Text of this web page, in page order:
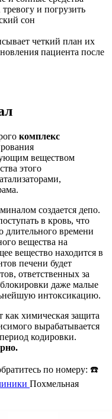
и погрузить
сон
четкий план их
пациента после
комплекс
веществом
этого
создается депо.
в кровь, что
длительного времени
вещества на
вещество находится в
печени будет
ответственных за
даже малые
интоксикацию.
химическая защита
вырабатывается
кодировки.
по номеру: ☎️
Похмельная